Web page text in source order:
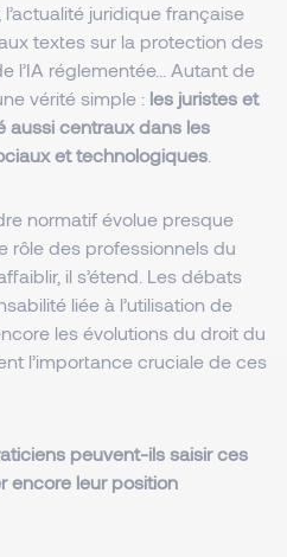
juridique française
textes sur la protection des
l’IA réglementée… Autant de
vérité simple : les juristes et
aussi centraux dans les
et technologiques
normatif évolue presque
rôle des professionnels du
il s’étend. Les débats
liée à l’utilisation de
les évolutions du droit du
l’importance cruciale de ces
peuvent-ils saisir ces
encore leur position